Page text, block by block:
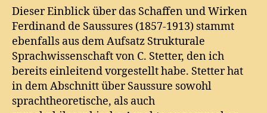
Saussure
–
Ein
Einblick
à
la
Stetter
Dieser Einblick über das Schaffen und Wirken
Ferdinand de Saussures (1857-1913) stammt
ebenfalls aus dem Aufsatz Strukturale
Sprachwissenschaft von C. Stetter, den ich
bereits einleitend vorgestellt habe. Stetter hat
in dem Abschnitt über Saussure sowohl
sprachtheoretische, als auch